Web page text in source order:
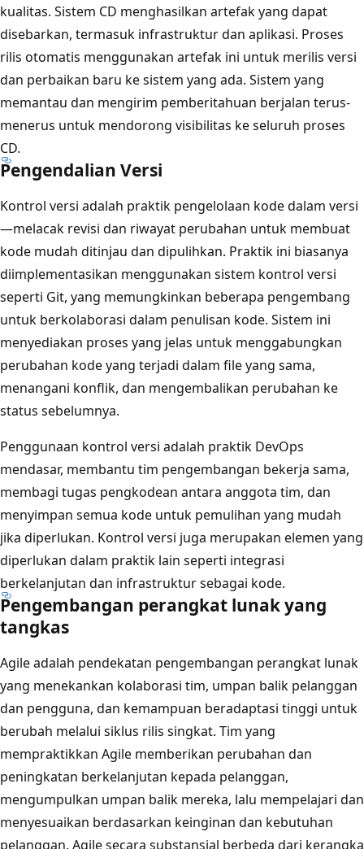
kualitas. Sistem CD menghasilkan artefak yang dapat
disebarkan, termasuk infrastruktur dan aplikasi. Proses
rilis otomatis menggunakan artefak ini untuk merilis versi
dan perbaikan baru ke sistem yang ada. Sistem yang
memantau dan mengirim pemberitahuan berjalan terus-
menerus untuk mendorong visibilitas ke seluruh proses
CD.
Pengendalian Versi
Kontrol versi adalah praktik pengelolaan kode dalam versi
—melacak revisi dan riwayat perubahan untuk membuat
kode mudah ditinjau dan dipulihkan. Praktik ini biasanya
diimplementasikan menggunakan sistem kontrol versi
seperti Git, yang memungkinkan beberapa pengembang
untuk berkolaborasi dalam penulisan kode. Sistem ini
menyediakan proses yang jelas untuk menggabungkan
perubahan kode yang terjadi dalam file yang sama,
menangani konflik, dan mengembalikan perubahan ke
status sebelumnya.
Penggunaan kontrol versi adalah praktik DevOps
mendasar, membantu tim pengembangan bekerja sama,
membagi tugas pengkodean antara anggota tim, dan
menyimpan semua kode untuk pemulihan yang mudah
jika diperlukan. Kontrol versi juga merupakan elemen yang
diperlukan dalam praktik lain seperti integrasi
berkelanjutan dan infrastruktur sebagai kode.
Pengembangan perangkat lunak yang
tangkas
Agile adalah pendekatan pengembangan perangkat lunak
yang menekankan kolaborasi tim, umpan balik pelanggan
dan pengguna, dan kemampuan beradaptasi tinggi untuk
berubah melalui siklus rilis singkat. Tim yang
mempraktikkan Agile memberikan perubahan dan
peningkatan berkelanjutan kepada pelanggan,
mengumpulkan umpan balik mereka, lalu mempelajari dan
menyesuaikan berdasarkan keinginan dan kebutuhan
pelanggan. Agile secara substansial berbeda dari kerangka